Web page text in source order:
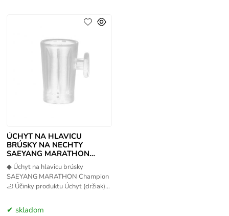
ÚCHYT NA HLAVICU
BRÚSKY NA NECHTY
SAEYANG MARATHON
CHAMPION
◆ Úchyt na hlavicu brúsky
SAEYANG MARATHON Champion
🦶 Účinky produktu Úchyt (držiak)
príslušenstvo určené pre brúsky
skladom